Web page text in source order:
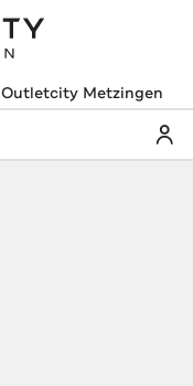
Outletcity Metzingen